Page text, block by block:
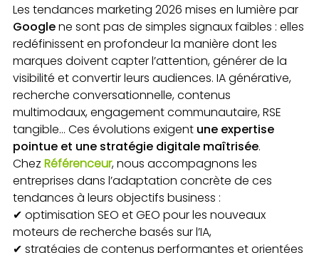
Les tendances marketing 2026 mises en lumière par
Googlene sont pas de simples signaux faibles : elles
redéfinissent en profondeur la manière dont les
marques doivent capter l’attention, générer de la
visibilité et convertir leurs audiences. IA générative,
recherche conversationnelle, contenus
multimodaux, engagement communautaire, RSE
tangible… Ces évolutions exigent une expertise
pointue et une stratégie digitale maîtrisée.
Chez Référenceur, nous accompagnons les
entreprises dans l’adaptation concrète de ces
tendances à leurs objectifs business :
✔ optimisation SEO et GEO pour les nouveaux
moteurs de recherche basés sur l’IA,
✔ stratégies de contenus performantes et orientées